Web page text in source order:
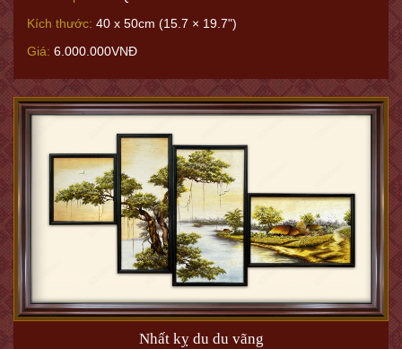
Kích thước: 40 x 50cm (15.7 × 19.7")
Giá: 6.000.000VNĐ
Nhất kỵ du du vãng